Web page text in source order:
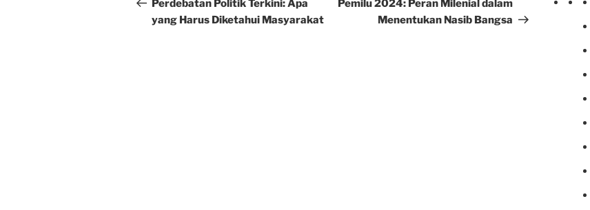
Perdebatan Politik Terkini: Apa
yang Harus Diketahui Masyarakat
Pemilu 2024: Peran Milenial dalam
Menentukan Nasib Bangsa